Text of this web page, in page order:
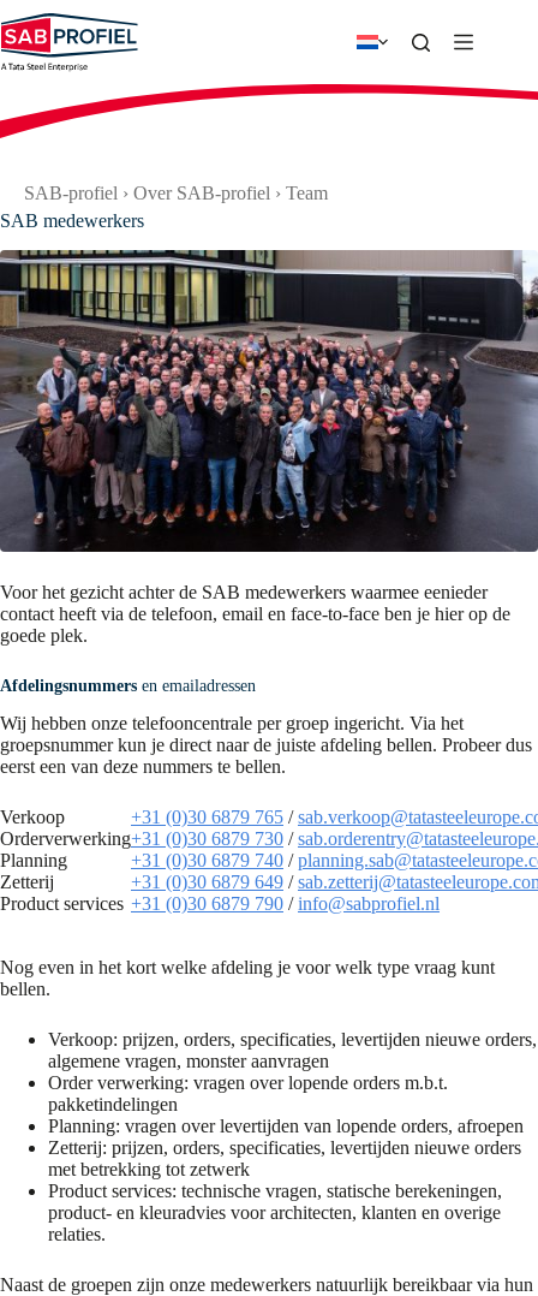
naar
de
inhoud
SAB-profiel › Over SAB-profiel › Team
SAB medewerkers
Voor het gezicht achter de SAB medewerkers waarmee eenieder
contact heeft via de telefoon, email en face-to-face ben je hier op de
goede plek.
Afdelingsnummers en emailadressen
Wij hebben onze telefooncentrale per groep ingericht. Via het
groepsnummer kun je direct naar de juiste afdeling bellen. Probeer dus
eerst een van deze nummers te bellen.
Verkoop +31 (0)30 6879 765 /
Orderverwerking+31 (0)30 6879 730 /
Planning
+31 (0)30 6879 740 /
Zetterij
+31 (0)30 6879 649 /
Product services +31 (0)30 6879 790 /info@sabprofiel.nl
Nog even in het kort welke afdeling je voor welk type vraag kunt
bellen.
Verkoop: prijzen, orders, specificaties, levertijden nieuwe orders,
algemene vragen, monster aanvragen
Order verwerking: vragen over lopende orders m.b.t.
pakketindelingen
Planning: vragen over levertijden van lopende orders, afroepen
Zetterij: prijzen, orders, specificaties, levertijden nieuwe orders
met betrekking tot zetwerk
Product services: technische vragen, statische berekeningen,
product- en kleuradvies voor architecten, klanten en overige
relaties.
Naast de groepen zijn onze medewerkers natuurlijk bereikbaar via hun